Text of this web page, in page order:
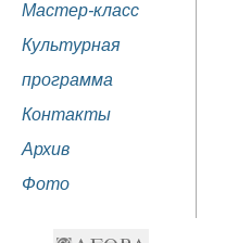
Мастер-класс
Культурная
программа
Контакты
Архив
Фото